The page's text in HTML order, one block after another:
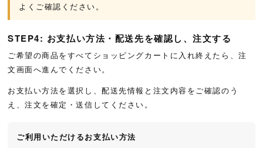
よくご確認ください。
STEP4: お支払い方法・配送先を確認し、注文する
ご希望の商品をすべてショッピングカートに入れ終えたら、注
文画面へ進んでください。
お支払い方法を選択し、配送先情報と注文内容をご確認のう
え、注文を確定・送信してください。
ご利用いただけるお支払い方法